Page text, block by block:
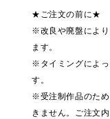
★ご注文の前に★
※改良や廃盤によ
ます。
※タイミングによ
す。
※受注制作品のた
きません。ご注文